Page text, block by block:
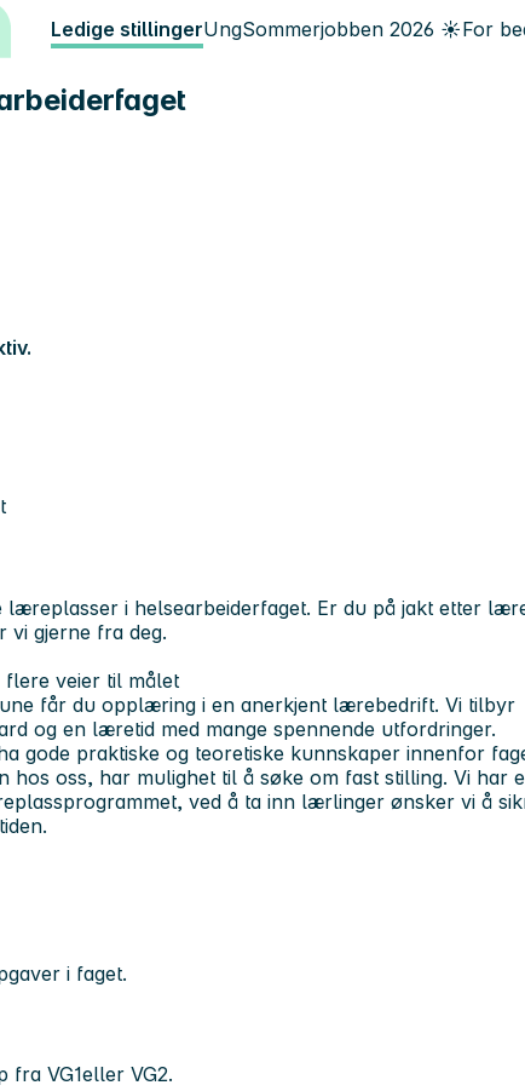
Ledige stillingerUngSommerjobben 2026 ☀️For
læreplasser i helsearbeiderfaget. Er du på jakt etter
vi gjerne fra deg.
veier til målet
får du opplæring i en anerkjent lærebedrift. Vi tilbyr
og en læretid med mange spennende utfordringer.
gode praktiske og teoretiske kunnskaper innenfor
oss, har mulighet til å søke om fast stilling. Vi har
ved å ta inn lærlinger ønsker vi å
i faget.
VG1eller VG2.